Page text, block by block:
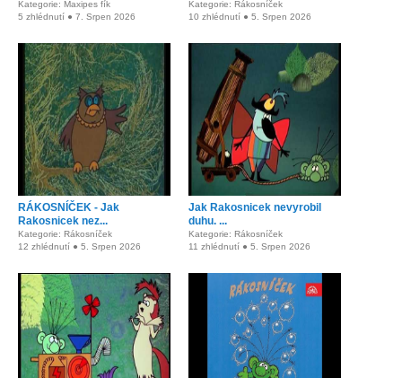
Kategorie: Maxipes fík
5 zhlédnutí ● 7. Srpen 2026
Kategorie: Rákosníček
10 zhlédnutí ● 5. Srpen 2026
RÁKOSNÍČEK - Jak
Rakosnicek nez...
Kategorie: Rákosníček
12 zhlédnutí ● 5. Srpen 2026
Jak Rakosnicek nevyrobil
duhu. ...
Kategorie: Rákosníček
11 zhlédnutí ● 5. Srpen 2026